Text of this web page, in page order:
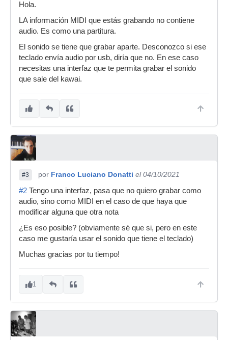
Hola.
LA información MIDI que estás grabando no contiene
audio. Es como una partitura.
El sonido se tiene que grabar aparte. Desconozco si ese
teclado envía audio por usb, diría que no. En ese caso
necesitas una interfaz que te permita grabar el sonido
que sale del kawai.
#3 por Franco Luciano Donatti el 04/10/2021
#2 Tengo una interfaz, pasa que no quiero grabar como
audio, sino como MIDI en el caso de que haya que
modificar alguna que otra nota
¿Es eso posible? (obviamente sé que si, pero en este
caso me gustaría usar el sonido que tiene el teclado)
Muchas gracias por tu tiempo!
1